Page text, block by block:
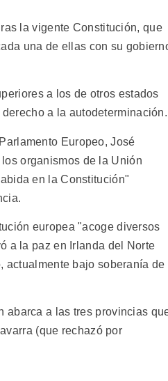
la vigente Constitución, que
una de ellas con su
a los de otros estados
a la autodeterminación.
Europeo, José
organismos de la Unión
en la Constitución"
europea "acoge diversos
a la paz en Irlanda del Norte
actualmente bajo soberanía de
abarca a las tres provincias
(que rechazó por